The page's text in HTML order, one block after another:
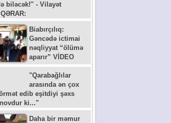
biləcək!" - Vilayət
Biabırçılıq:
Gəncədə ictimai
nəqliyyat “ölümə
aparır” VİDEO
"Qarabağlılar
arasında ən çox
edib eşitdiyi şəxs
ki..."
Daha bir məmur